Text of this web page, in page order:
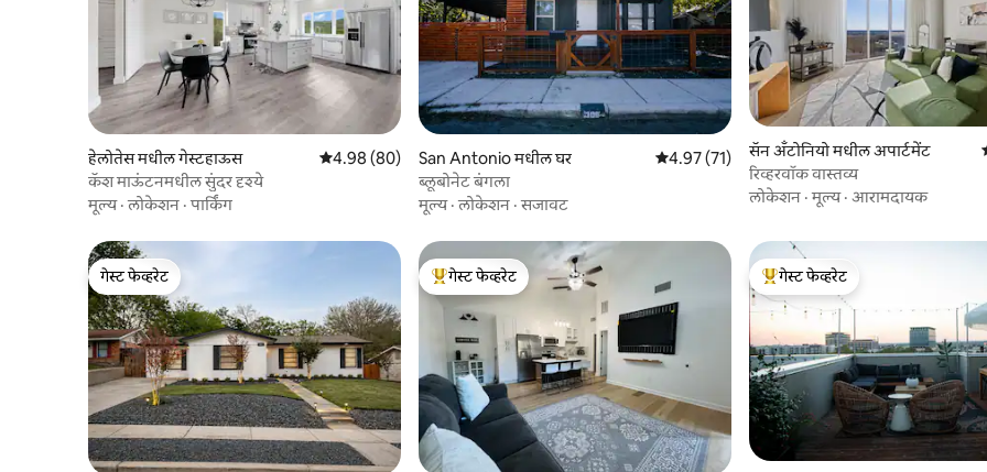
हेलोतेस मधील गेस्टहाऊस 5 पैकी 4.98 सरासरी रेटिंग, 80 रिव्ह्यूज
4.98 (80)
कॅश माऊंटनमधील सुंदर दृश्ये
मूल्य·लोकेशन ·पार्किंग
San Antonio मधील घर 5 पैकी 4.97 सरासरी रेटिंग, 71 रिव्ह्यूज
4.97 (71)
ब्लूबोनेट बंगला
मूल्य·लोकेशन ·सजावट
सॅन अँटोनियो मधील अपार्टमेंट
रिव्हरवॉक वास्तव्य
लोकेशन ·मूल्य· आरामदायक
गेस्ट फेव्हरेट
गेस्ट फेव्हरेट
टॉप गेस्ट फेव्हरेट
गेस्ट फेव्हरेट
टॉप गेस्ट फेव्हरेट
गेस्ट फेव्हरेट